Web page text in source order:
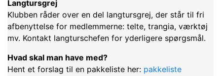
Langtursgrej
Klubben råder over en del langtursgrej, der står til fri
afbenyttelse for medlemmerne: telte, trangia, værktøj
mv. Kontakt langturschefen for yderligere spørgsmål.
Hvad skal man have med?
Hent et forslag til en pakkeliste her: pakkeliste